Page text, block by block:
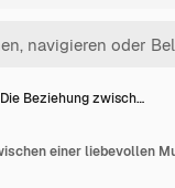
Die Beziehung zwisch…
einer liebevollen